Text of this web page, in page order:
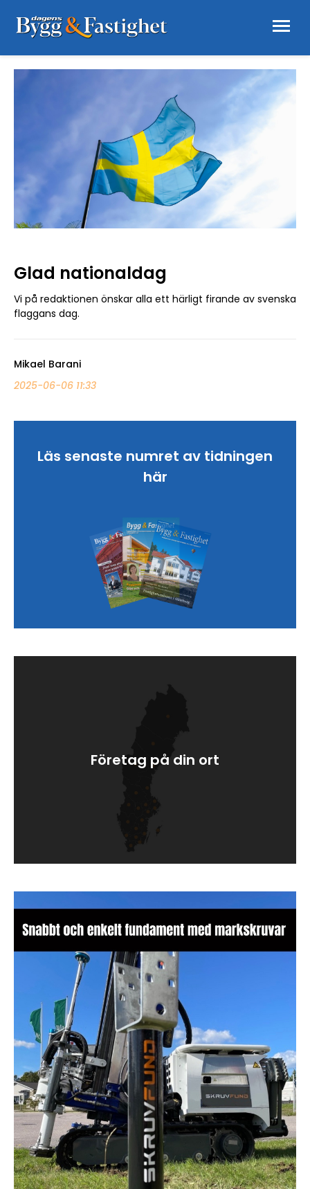
Sök artikel
Glad nationaldag
Vi på redaktionen önskar alla ett härligt firande av svenska
flaggans dag.
Mikael Barani
2025-06-06 11:33
Läs senaste numret av tidningen
här
Företag på din ort